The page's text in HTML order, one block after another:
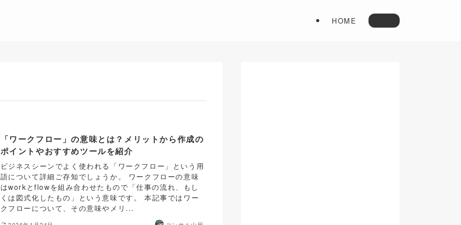
HOME 会員登録
「ワークフロー」の意味とは？メリットから作成の
ポイントやおすすめツールを紹介
ビジネスシーンでよく使われる「ワークフロー」という用
語について詳細ご存知でしょうか。 ワークフローの意味
はworkとflowを組み合わせたもので「仕事の流れ、もし
くは図式化したもの」という意味です。 本記事ではワー
クフローについて、その意味やメリ...